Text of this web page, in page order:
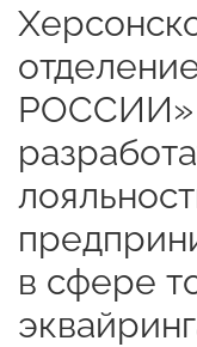
РОССИИ»
в сфере